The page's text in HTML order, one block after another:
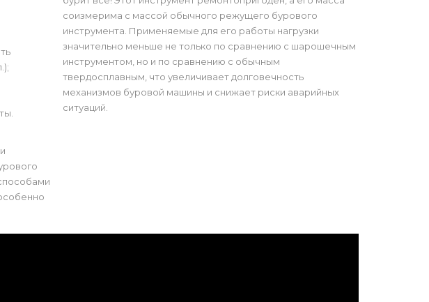
соизмерима с массой обычного режущего бурового
инструмента. Применяемые для его работы нагрузки
значительно меньше не только по сравнению с шарошечным
инструментом, но и по сравнению с обычным
твердосплавным, что увеличивает долговечность
механизмов буровой машины и снижает риски аварийных
ситуаций.